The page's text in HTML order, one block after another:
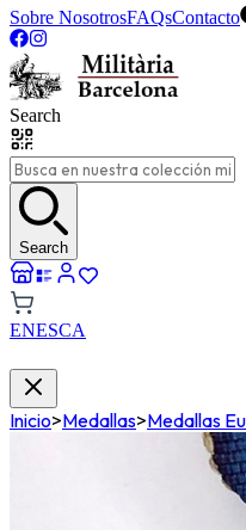
Sobre NosotrosFAQsContacto
Search
Search
ENESCA
Inicio>Medallas>Medallas